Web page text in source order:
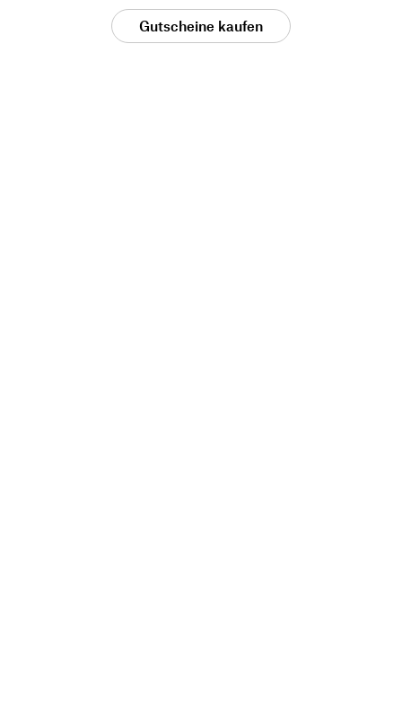
Gutscheine kaufen